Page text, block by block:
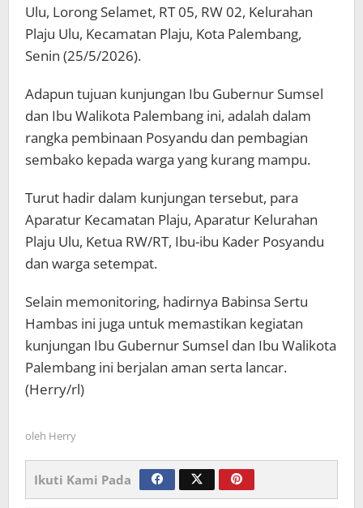
Ulu, Lorong Selamet, RT 05, RW 02, Kelurahan
Plaju Ulu, Kecamatan Plaju, Kota Palembang,
Senin (25/5/2026).
Adapun tujuan kunjungan Ibu Gubernur Sumsel
dan Ibu Walikota Palembang ini, adalah dalam
rangka pembinaan Posyandu dan pembagian
sembako kepada warga yang kurang mampu.
Turut hadir dalam kunjungan tersebut, para
Aparatur Kecamatan Plaju, Aparatur Kelurahan
Plaju Ulu, Ketua RW/RT, Ibu-ibu Kader Posyandu
dan warga setempat.
Selain memonitoring, hadirnya Babinsa Sertu
Hambas ini juga untuk memastikan kegiatan
kunjungan Ibu Gubernur Sumsel dan Ibu Walikota
Palembang ini berjalan aman serta lancar.
(Herry/rl)
oleh Herry
Ikuti Kami Pada